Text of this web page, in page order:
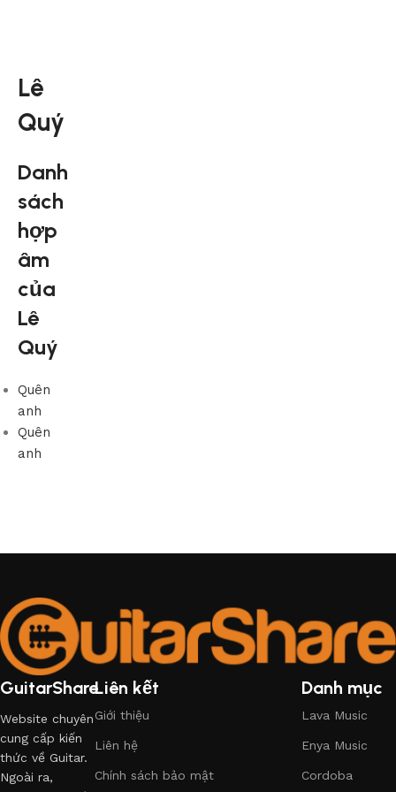
Lê
Quý
Danh
sách
hợp
âm
của
Lê
Quý
Quên
anh
Quên
anh
GuitarShare
Website chuyên
cung cấp kiến
thức về Guitar.
Ngoài ra,
Liên kết
Giới thiệu
Liên hệ
Chính sách bảo mật
Danh mục
Lava Music
Enya Music
Cordoba